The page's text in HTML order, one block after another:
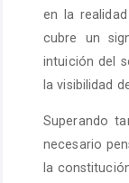
en la
cubre un
intuición del
la visibilidad
Superando
necesario
la